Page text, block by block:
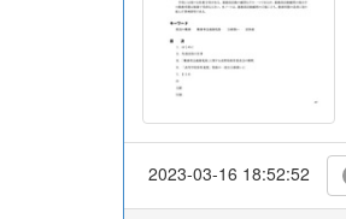
2023-03-16 18:52:52